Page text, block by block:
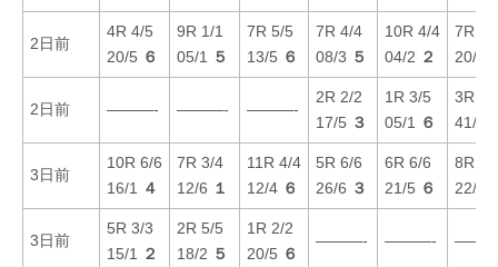
2日前
4R 4/5
20/5 ６
9R 1/1
05/1
５
7R 5/5
13/5 ６
7R 4/4
08/3 ５
10R 4/4
04/2 ２
7R 6/
20/6
2日前 ———- ———- ———-
2R 2/2
17/5 ３
1R 3/5
05/1
６
3R 4/
41/6
3日前
10R 6/6
16/1
４
7R 3/4
12/6 １
11R 4/4
12/4 ６
5R 6/6
26/6 ３
6R 6/6
21/5 ６
8R 2/
22/6
3日前
5R 3/3
15/1
２
2R 5/5
18/2 ５
1R 2/2
20/5 ６
———- ———-